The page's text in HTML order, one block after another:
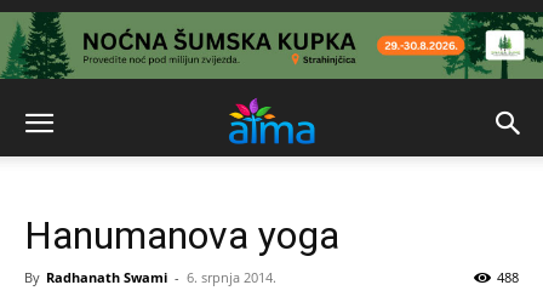
Hanumanova yoga
By Radhanath Swami - 6. srpnja 2014. 488